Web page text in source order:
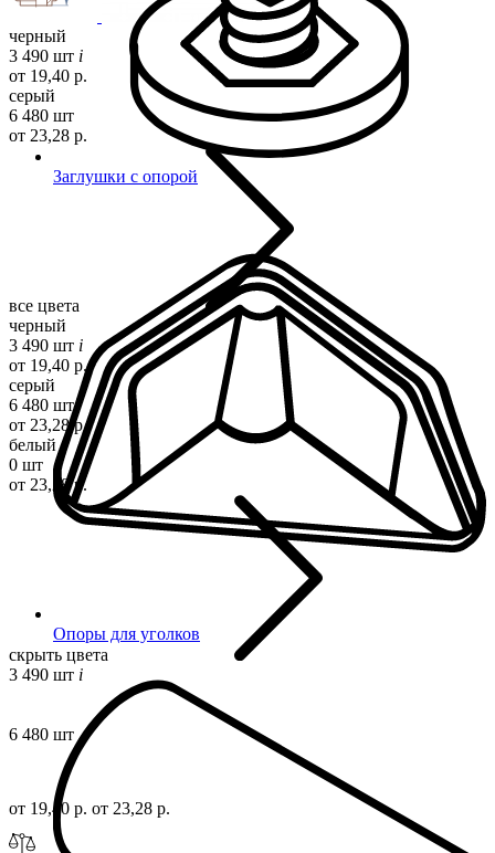
Заглушки с опорой
Опоры для уголков
черный
3 490 шт i
от 19,40 р.
серый
6 480 шт
от 23,28 р.
все цвета
черный
3 490 шт i
от 19,40 р.
серый
6 480 шт
от 23,28 р.
белый
0 шт
от 23,28 р.
скрыть цвета
3 490 шт i
6 480 шт
от 19,40 р. от 23,28 р.